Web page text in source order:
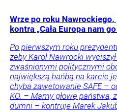
Wrze po roku Nawrockiego.
kontra „Cała Europa nam
Po pierwszym roku
żeby Karol Nawrocki
zwaśnionymi politycznymi
największą hańbą na karcie
chyba zawetowanie SAFE –
KO. – Mamy głowę państwa,
dumni – kontruje Marek